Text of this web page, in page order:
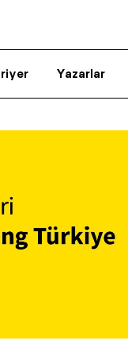
Yazarlar